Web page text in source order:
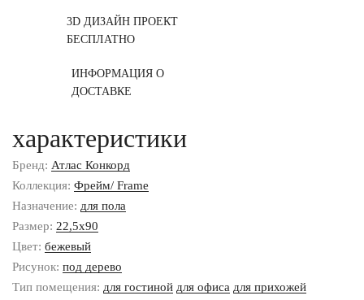
3D ДИЗАЙН ПРОЕКТ
БЕСПЛАТНО
ИНФОРМАЦИЯ О
ДОСТАВКЕ
характеристики
Бренд: Атлас Конкорд
Коллекция: Фрейм/ Frame
Назначение: для пола
Размер: 22,5x90
Цвет: бежевый
Рисунок: под дерево
Тип помещения: для гостиной для офиса для прихожей